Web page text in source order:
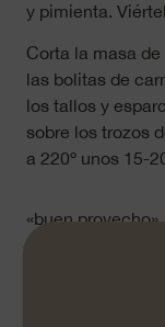
y pimienta.
Corta la masa
las bolitas de
los tallos y
sobre los trozos
a 220º unos 15-
«buen provecho»